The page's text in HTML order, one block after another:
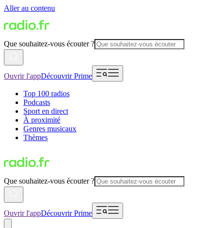
Aller au contenu
Que souhaitez-vous écouter ?
Ouvrir l'appDécouvrir Prime
Top 100 radios
Podcasts
Sport en direct
À proximité
Genres musicaux
Thèmes
Que souhaitez-vous écouter ?
Ouvrir l'appDécouvrir Prime